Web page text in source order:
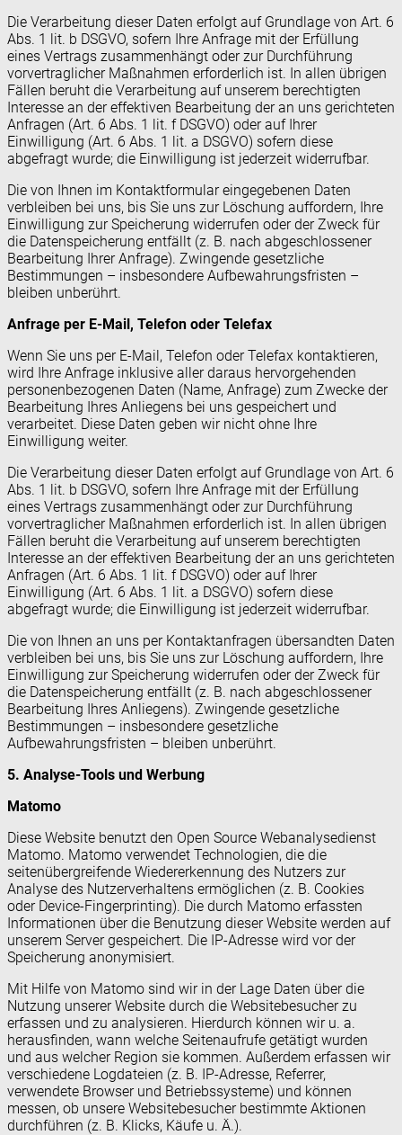
Die Verarbeitung dieser Daten erfolgt auf Grundlage von Art. 6
Abs. 1 lit. b DSGVO, sofern Ihre Anfrage mit der Erfüllung
eines Vertrags zusammenhängt oder zur Durchführung
vorvertraglicher Maßnahmen erforderlich ist. In allen übrigen
Fällen beruht die Verarbeitung auf unserem berechtigten
Interesse an der effektiven Bearbeitung der an uns gerichteten
Anfragen (Art. 6 Abs. 1 lit. f DSGVO) oder auf Ihrer
Einwilligung (Art. 6 Abs. 1 lit. a DSGVO) sofern diese
abgefragt wurde; die Einwilligung ist jederzeit widerrufbar.
Die von Ihnen im Kontaktformular eingegebenen Daten
verbleiben bei uns, bis Sie uns zur Löschung auffordern, Ihre
Einwilligung zur Speicherung widerrufen oder der Zweck für
die Datenspeicherung entfällt (z. B. nach abgeschlossener
Bearbeitung Ihrer Anfrage). Zwingende gesetzliche
Bestimmungen – insbesondere Aufbewahrungsfristen –
bleiben unberührt.
Anfrage per E-Mail, Telefon oder Telefax
Wenn Sie uns per E-Mail, Telefon oder Telefax kontaktieren,
wird Ihre Anfrage inklusive aller daraus hervorgehenden
personenbezogenen Daten (Name, Anfrage) zum Zwecke der
Bearbeitung Ihres Anliegens bei uns gespeichert und
verarbeitet. Diese Daten geben wir nicht ohne Ihre
Einwilligung weiter.
Die Verarbeitung dieser Daten erfolgt auf Grundlage von Art. 6
Abs. 1 lit. b DSGVO, sofern Ihre Anfrage mit der Erfüllung
eines Vertrags zusammenhängt oder zur Durchführung
vorvertraglicher Maßnahmen erforderlich ist. In allen übrigen
Fällen beruht die Verarbeitung auf unserem berechtigten
Interesse an der effektiven Bearbeitung der an uns gerichteten
Anfragen (Art. 6 Abs. 1 lit. f DSGVO) oder auf Ihrer
Einwilligung (Art. 6 Abs. 1 lit. a DSGVO) sofern diese
abgefragt wurde; die Einwilligung ist jederzeit widerrufbar.
Die von Ihnen an uns per Kontaktanfragen übersandten Daten
verbleiben bei uns, bis Sie uns zur Löschung auffordern, Ihre
Einwilligung zur Speicherung widerrufen oder der Zweck für
die Datenspeicherung entfällt (z. B. nach abgeschlossener
Bearbeitung Ihres Anliegens). Zwingende gesetzliche
Bestimmungen – insbesondere gesetzliche
Aufbewahrungsfristen – bleiben unberührt.
5. Analyse-Tools und Werbung
Matomo
Diese Website benutzt den Open Source Webanalysedienst
Matomo. Matomo verwendet Technologien, die die
seitenübergreifende Wiedererkennung des Nutzers zur
Analyse des Nutzerverhaltens ermöglichen (z. B. Cookies
oder Device-Fingerprinting). Die durch Matomo erfassten
Informationen über die Benutzung dieser Website werden auf
unserem Server gespeichert. Die IP-Adresse wird vor der
Speicherung anonymisiert.
Mit Hilfe von Matomo sind wir in der Lage Daten über die
Nutzung unserer Website durch die Websitebesucher zu
erfassen und zu analysieren. Hierdurch können wir u. a.
herausfinden, wann welche Seitenaufrufe getätigt wurden
und aus welcher Region sie kommen. Außerdem erfassen wir
verschiedene Logdateien (z. B. IP-Adresse, Referrer,
verwendete Browser und Betriebssysteme) und können
messen, ob unsere Websitebesucher bestimmte Aktionen
durchführen (z. B. Klicks, Käufe u. Ä.).